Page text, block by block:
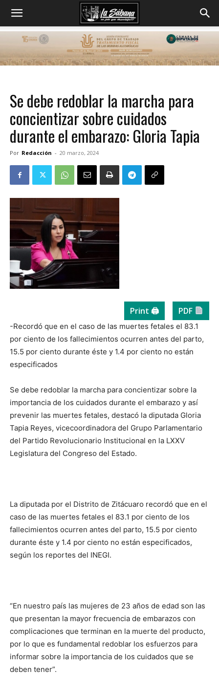
Se debe redoblar la marcha para
concientizar sobre cuidados
durante el embarazo: Gloria Tapia
Por Redacción - 20 marzo, 2024
Print 🖨 PDF
-Recordó que en el caso de las muertes fetales el 83.1
por ciento de los fallecimientos ocurren antes del parto,
15.5 por ciento durante éste y 1.4 por ciento no están
especificados
Se debe redoblar la marcha para concientizar sobre la
importancia de los cuidados durante el embarazo y así
prevenir las muertes fetales, destacó la diputada Gloria
Tapia Reyes, vicecoordinadora del Grupo Parlamentario
del Partido Revolucionario Institucional en la LXXV
Legislatura del Congreso del Estado.
La diputada por el Distrito de Zitácuaro recordó que en el
caso de las muertes fetales el 83.1 por ciento de los
fallecimientos ocurren antes del parto, 15.5 por ciento
durante éste y 1.4 por ciento no están especificados,
según los reportes del INEGI.
“En nuestro país las mujeres de 23 años de edad son las
que presentan la mayor frecuencia de embarazos con
complicaciones que terminan en la muerte del producto,
por lo que es fundamental redoblar los esfuerzos para
informar sobre la importancia de los cuidados que se
deben tener”.